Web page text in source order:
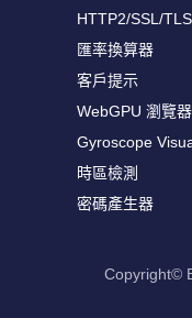
HTTP2/SSL/
匯率換算器
客戶提示
WebGPU 瀏覽
Gyroscope
時區檢測
密碼產生器
Copyright©